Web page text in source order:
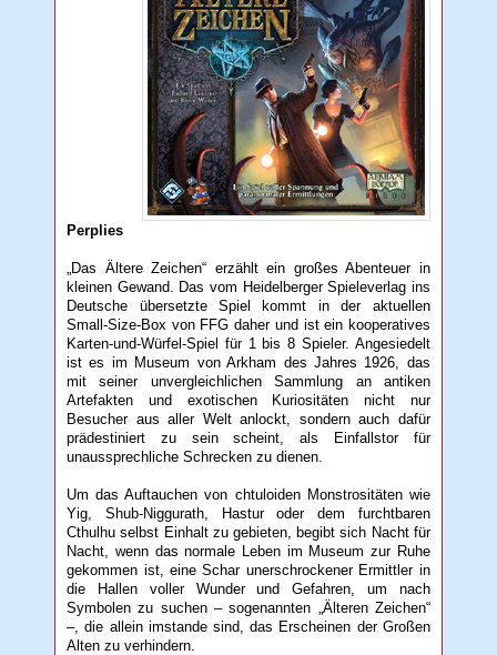
Perplies
„Das Ältere Zeichen“ erzählt ein großes Abenteuer in
kleinen Gewand. Das vom Heidelberger Spieleverlag ins
Deutsche übersetzte Spiel kommt in der aktuellen
Small-Size-Box von FFG daher und ist ein kooperatives
Karten-und-Würfel-Spiel für 1 bis 8 Spieler. Angesiedelt
ist es im Museum von Arkham des Jahres 1926, das
mit seiner unvergleichlichen Sammlung an antiken
Artefakten und exotischen Kuriositäten nicht nur
Besucher aus aller Welt anlockt, sondern auch dafür
prädestiniert zu sein scheint, als Einfallstor für
unaussprechliche Schrecken zu dienen.
Um das Auftauchen von chtuloiden Monstrositäten wie
Yig, Shub-Niggurath, Hastur oder dem furchtbaren
Cthulhu selbst Einhalt zu gebieten, begibt sich Nacht für
Nacht, wenn das normale Leben im Museum zur Ruhe
gekommen ist, eine Schar unerschrockener Ermittler in
die Hallen voller Wunder und Gefahren, um nach
Symbolen zu suchen – sogenannten „Älteren Zeichen“
–, die allein imstande sind, das Erscheinen der Großen
Alten zu verhindern.